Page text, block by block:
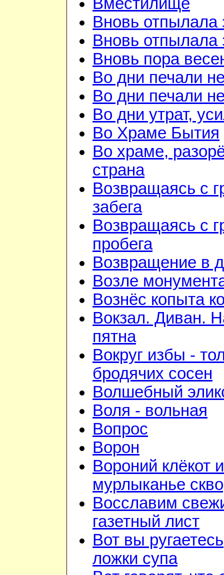
Вместилище
Вновь отпылала
Вновь отпылала
Вновь пора
Во дни печали
Во дни печали
Во дни утрат,
Во Храме Бытия
Во храме,
страна
Возвращаясь с
забега
Возвращаясь с
пробега
Возвращение в
Возле
Вознёс копыта
Вокзал. Диван.
пятна
Вокруг избы -
бродячих сосен
Волшебный
Воля - вольная
Вопрос
Ворон
Вороний клёкот и
мурлыканье
Восславим
газетный лист
Вот вы
ложки супа